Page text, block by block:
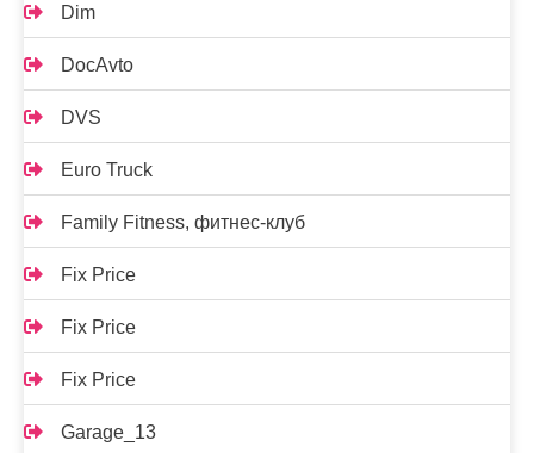
Dim
DocAvto
DVS
Euro Truck
Family Fitness, фитнес-клуб
Fix Price
Fix Price
Fix Price
Garage_13